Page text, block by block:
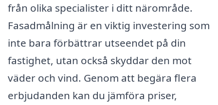
från olika specialister i ditt närområde.
Fasadmålning är en viktig investering som
inte bara förbättrar utseendet på din
fastighet, utan också skyddar den mot
väder och vind. Genom att begära flera
erbjudanden kan du jämföra priser,